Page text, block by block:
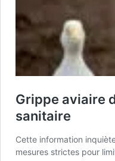
Grippe aviaire
sanitaire
Cette information
mesures strictes pour